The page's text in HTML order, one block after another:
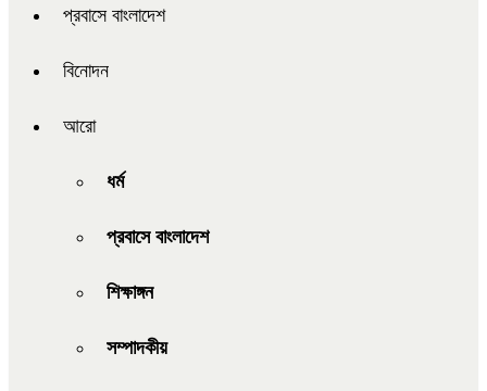
প্রবাসে বাংলাদেশ
বিনোদন
আরো
ধর্ম
প্রবাসে বাংলাদেশ
শিক্ষাঙ্গন
সম্পাদকীয়